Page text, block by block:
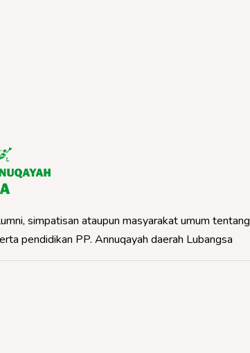
simpatisan ataupun masyarakat umum tentang
pendidikan PP. Annuqayah daerah Lubangsa